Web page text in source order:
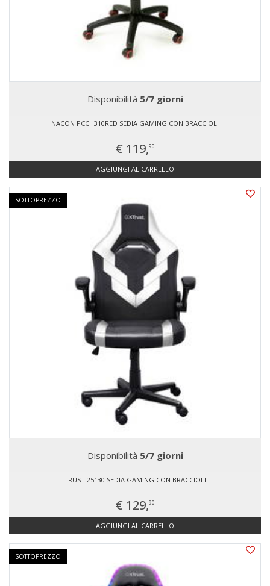
Disponibilità 5/7 giorni
NACON PCCH310RED SEDIA GAMING CON BRACCIOLI
€ 119,90
AGGIUNGI AL CARRELLO
SOTTOPREZZO
Disponibilità 5/7 giorni
TRUST 25130 SEDIA GAMING CON BRACCIOLI
€ 129,90
AGGIUNGI AL CARRELLO
SOTTOPREZZO